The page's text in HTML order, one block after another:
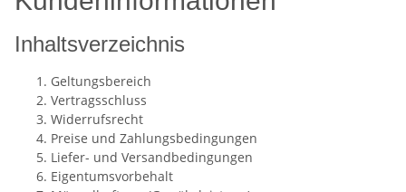
Inhaltsverzeichnis
Geltungsbereich
Vertragsschluss
Widerrufsrecht
Preise und Zahlungsbedingungen
Liefer- und Versandbedingungen
Eigentumsvorbehalt